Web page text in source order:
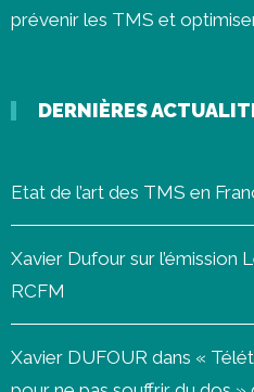
prévenir les TMS et
DERNIÈRES
Etat de l’art des TMS en
Xavier Dufour sur l’émission
RCFM
Xavier DUFOUR dans «